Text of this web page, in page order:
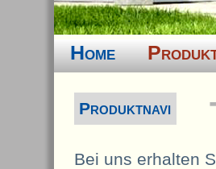
Home
Produktnavi
Bei uns erhalten